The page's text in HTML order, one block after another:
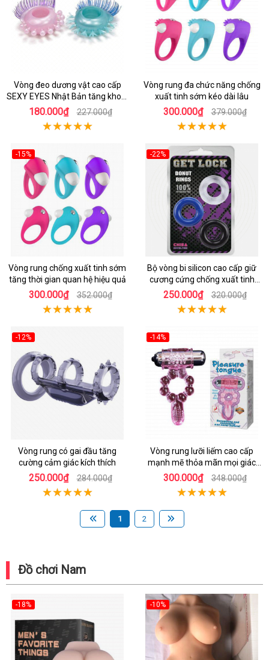
Vòng đeo dương vật cao cấp
SEXY EYES Nhật Bản tăng khoái
cảm
180.000₫ 227.000₫
Vòng rung đa chức năng chống
xuất tinh sớm kéo dài lâu
300.000₫ 379.000₫
-15%
Vòng rung chống xuất tinh sớm
tăng thời gian quan hệ hiệu quả
300.000₫ 352.000₫
-22%
Bộ vòng bi silicon cao cấp giữ
cương cứng chống xuất tinh
sớm
250.000₫ 320.000₫
-12%
Vòng rung có gai đầu tăng
cường cảm giác kích thích
250.000₫ 284.000₫
-14%
Vòng rung lưỡi liếm cao cấp
mạnh mẽ thỏa mãn mọi giác
quan
300.000₫ 348.000₫
1 2
Đồ chơi Nam
-18% -10%